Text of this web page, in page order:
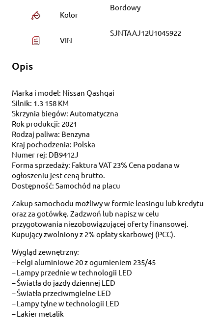
Kolor
Bordowy
VIN
SJNTAAJ12U1045922
Opis
Marka i model: Nissan Qashqai
Silnik: 1.3 158 KM
Skrzynia biegów: Automatyczna
Rok produkcji: 2021
Rodzaj paliwa: Benzyna
Kraj pochodzenia: Polska
Numer rej: DB9412J
Forma sprzedaży: Faktura VAT 23% Cena podana w
ogłoszeniu jest ceną brutto.
Dostępność: Samochód na placu
Zakup samochodu możliwy w formie leasingu lub kredytu
oraz za gotówkę. Zadzwoń lub napisz w celu
przygotowania niezobowiązującej oferty finansowej.
Kupujący zwolniony z 2% opłaty skarbowej (PCC).
Wygląd zewnętrzny:
– Felgi aluminiowe 20 z ogumieniem 235/45
– Lampy przednie w technologii LED
– Światła do jazdy dziennej LED
– Światła przeciwmgielne LED
– Lampy tylne w technologii LED
– Lakier metalik